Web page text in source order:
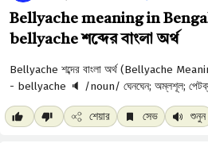
Bellyache meaning in
bellyache শব্দের বাংলা অর্থ
শেয়ার সেভ শুনুন